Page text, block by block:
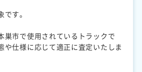
す。
巣市で使用されているトラックで
や仕様に応じて適正に査定いたしま